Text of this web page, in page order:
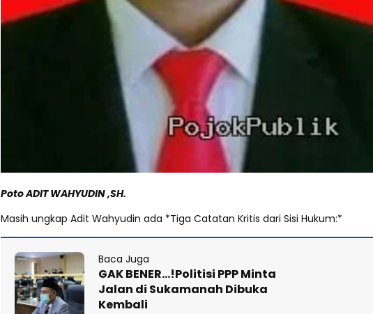
Poto ADIT WAHYUDIN ,SH.
Masih ungkap Adit Wahyudin ada *Tiga Catatan Kritis dari Sisi Hukum:*
Baca Juga
GAK BENER…!Politisi PPP Minta
Jalan di Sukamanah Dibuka
Kembali